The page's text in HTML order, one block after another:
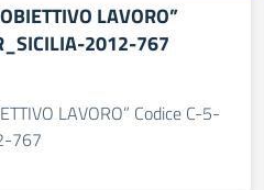
LAVORO”
2012-767
LAVORO” Codice C-5-
767